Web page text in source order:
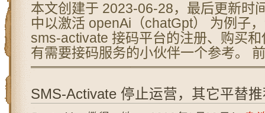
本文创建于 2023-06-28，最后更新时
中以激活 openAi（chatGpt） 为例子
sms-activate 接码平台的注册、购买
有需要接码服务的小伙伴一个参考。
SMS-Activate 停止运营，其它平替